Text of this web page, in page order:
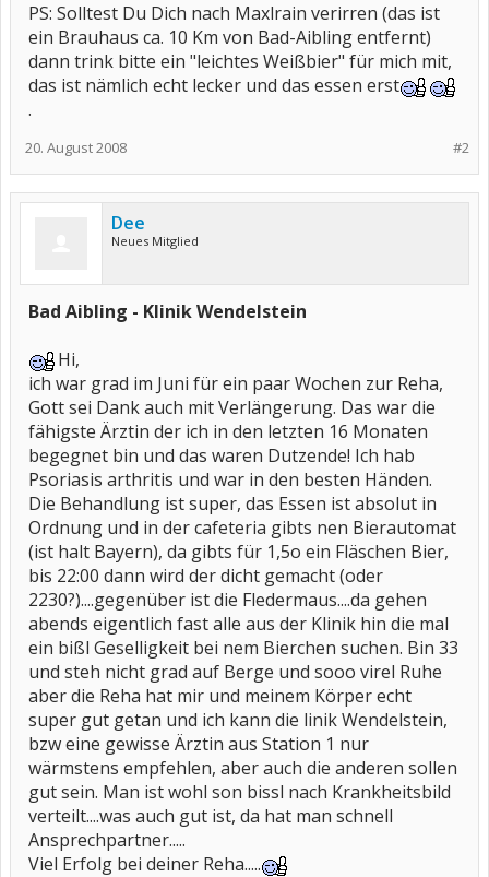
PS: Solltest Du Dich nach Maxlrain verirren (das ist
ein Brauhaus ca. 10 Km von Bad-Aibling entfernt)
dann trink bitte ein "leichtes Weißbier" für mich mit,
das ist nämlich echt lecker und das essen erst
.
#2
20. August 2008
Dee
Neues Mitglied
Bad Aibling - Klinik Wendelstein
Hi,
ich war grad im Juni für ein paar Wochen zur Reha,
Gott sei Dank auch mit Verlängerung. Das war die
fähigste Ärztin der ich in den letzten 16 Monaten
begegnet bin und das waren Dutzende! Ich hab
Psoriasis arthritis und war in den besten Händen.
Die Behandlung ist super, das Essen ist absolut in
Ordnung und in der cafeteria gibts nen Bierautomat
(ist halt Bayern), da gibts für 1,5o ein Fläschen Bier,
bis 22:00 dann wird der dicht gemacht (oder
2230?)....gegenüber ist die Fledermaus....da gehen
abends eigentlich fast alle aus der Klinik hin die mal
ein bißl Geselligkeit bei nem Bierchen suchen. Bin 33
und steh nicht grad auf Berge und sooo virel Ruhe
aber die Reha hat mir und meinem Körper echt
super gut getan und ich kann die linik Wendelstein,
bzw eine gewisse Ärztin aus Station 1 nur
wärmstens empfehlen, aber auch die anderen sollen
gut sein. Man ist wohl son bissl nach Krankheitsbild
verteilt....was auch gut ist, da hat man schnell
Ansprechpartner.....
Viel Erfolg bei deiner Reha.....